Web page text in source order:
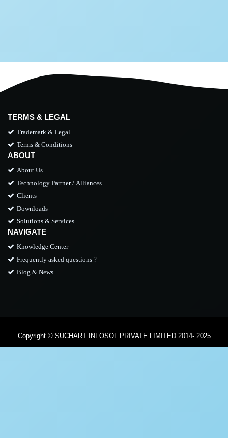
TERMS & LEGAL
Trademark & Legal
Terms & Conditions
ABOUT
About Us
Technology Partner / Alliances
Clients
Downloads
Solutions & Services
NAVIGATE
Knowledge Center
Frequently asked questions ?
Blog & News
Copyright © SUCHART INFOSOL PRIVATE LIMITED 2014- 2025